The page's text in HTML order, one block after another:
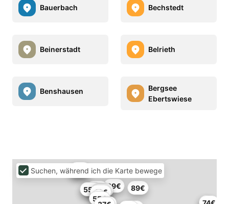
Bauerbach Bechstedt
Beinerstadt Belrieth
Benshausen
Bergsee
Ebertswiese
42€
55€
41€ 89€
89€
40€
72€
90€
36€
55€
67€
Suchen, während ich die Karte bewege